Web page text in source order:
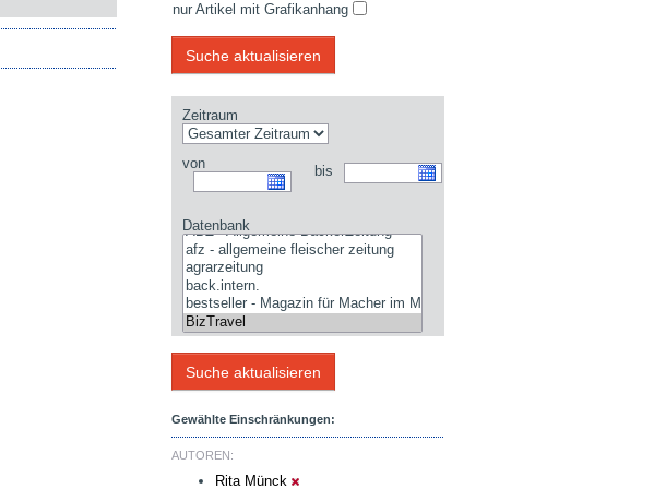
nur Artikel mit Grafikanhang
Zeitraum
von bis
Datenbank
Gewählte Einschränkungen:
AUTOREN:
Rita Münck